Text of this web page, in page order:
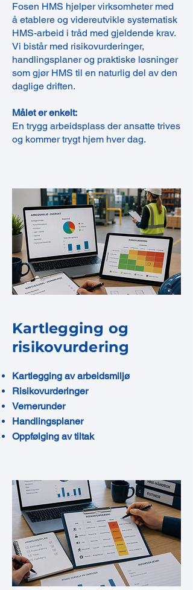
Fosen HMS hjelper virksomheter med
å etablere og videreutvikle systematisk
HMS-arbeid i tråd med gjeldende krav.
Vi bistår med risikovurderinger,
handlingsplaner og praktiske løsninger
som gjør HMS til en naturlig del av den
daglige driften.
Målet er enkelt:
En trygg arbeidsplass der ansatte trives
og kommer trygt hjem hver dag.
Kartlegging og
risikovurdering
Kartlegging av arbeidsmiljø
Risikovurderinger
Vernerunder
Handlingsplaner
Oppfølging av tiltak